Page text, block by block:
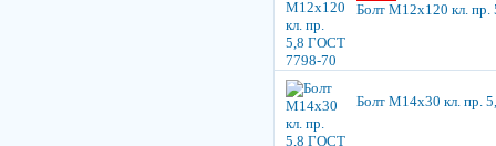
Болт М12х120 кл.
Болт М14х30 кл. пр.